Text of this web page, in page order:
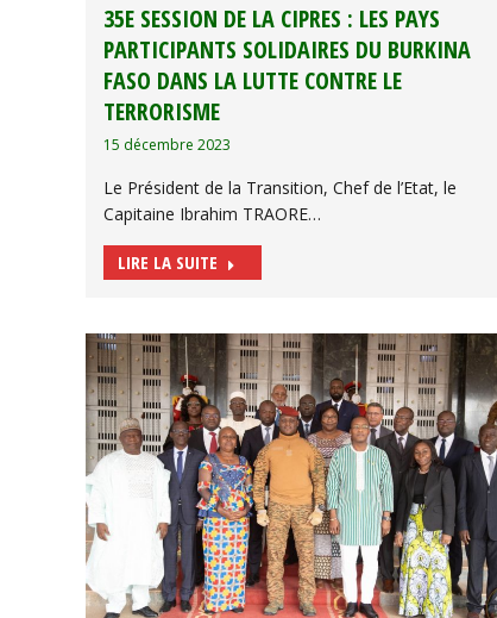
35E SESSION DE LA CIPRES : LES PAYS
PARTICIPANTS SOLIDAIRES DU BURKINA
FASO DANS LA LUTTE CONTRE LE
TERRORISME
15 décembre 2023
Le Président de la Transition, Chef de l’Etat, le
Capitaine Ibrahim TRAORE…
LIRE LA SUITE